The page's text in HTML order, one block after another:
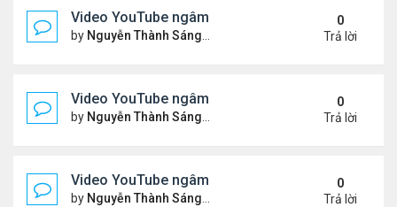
Video YouTube ngâm bài thơ nhạc lục bát "Chập
by Nguyễn Thành Sáng Thứ 5 Tháng 6 11, 2026 9:46
0
Trả lời
Video YouTube ngâm bài thơ nhạc lục bát "Chiếc
by Nguyễn Thành Sáng Chủ nhật Tháng 5 31, 2026
0
Trả lời
Video YouTube ngâm bài thơ nhạc lục bát "Thổn
by Nguyễn Thành Sáng Chủ nhật Tháng 5 24, 2026
0
Trả lời